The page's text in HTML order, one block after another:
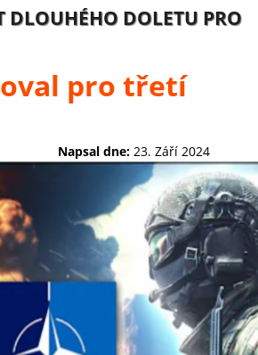
DLOUHÉHO DOLETU PRO
pro třetí
Napsal dne: 23. Září 2024